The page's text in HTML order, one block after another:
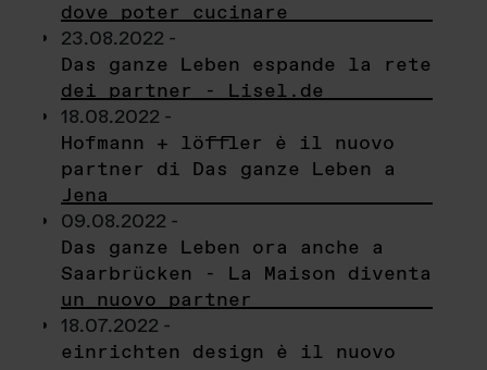
dove poter cucinare
23.08.2022 -
Das ganze Leben espande la rete
dei partner - Lisel.de
18.08.2022 -
Hofmann + löffler è il nuovo
partner di Das ganze Leben a
Jena
09.08.2022 -
Das ganze Leben ora anche a
Saarbrücken - La Maison diventa
un nuovo partner
18.07.2022 -
einrichten design è il nuovo